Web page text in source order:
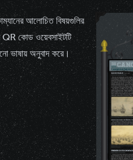
আলোচিত বিষয়গুলির
QR কোড ওয়েবসাইটটি
ভাষায় অনুবাদ করে।